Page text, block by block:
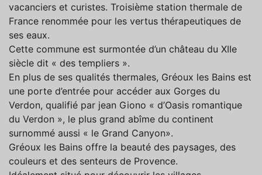
vacanciers et curistes. Troisième station thermale de
France renommée pour les vertus thérapeutiques de
ses eaux.
Cette commune est surmontée d’un château du XIIe
siècle dit « des templiers ».
En plus de ses qualités thermales, Gréoux les Bains est
une porte d’entrée pour accéder aux Gorges du
Verdon, qualifié par jean Giono « d’Oasis romantique
du Verdon », le plus grand abîme du continent
surnommé aussi « le Grand Canyon».
Gréoux les Bains offre la beauté des paysages, des
couleurs et des senteurs de Provence.